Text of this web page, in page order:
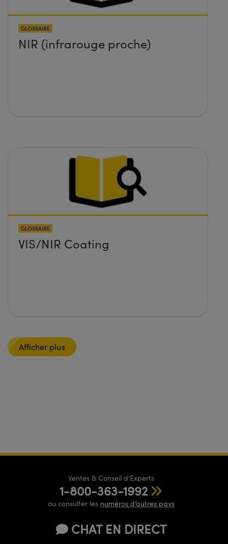
GLOSSAIRE
NIR (infrarouge proche)
GLOSSAIRE
VIS/NIR Coating
Afficher plus
Ventes & Conseil d’Experts
1-800-363-1992
ou consulter les numéros d’autres pays
CHAT EN DIRECT